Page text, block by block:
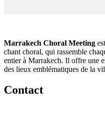
Marrakech Choral Meeting
chant choral, qui rassemble
entier à Marrakech. Il offre une
des lieux emblématiques de la
Contact